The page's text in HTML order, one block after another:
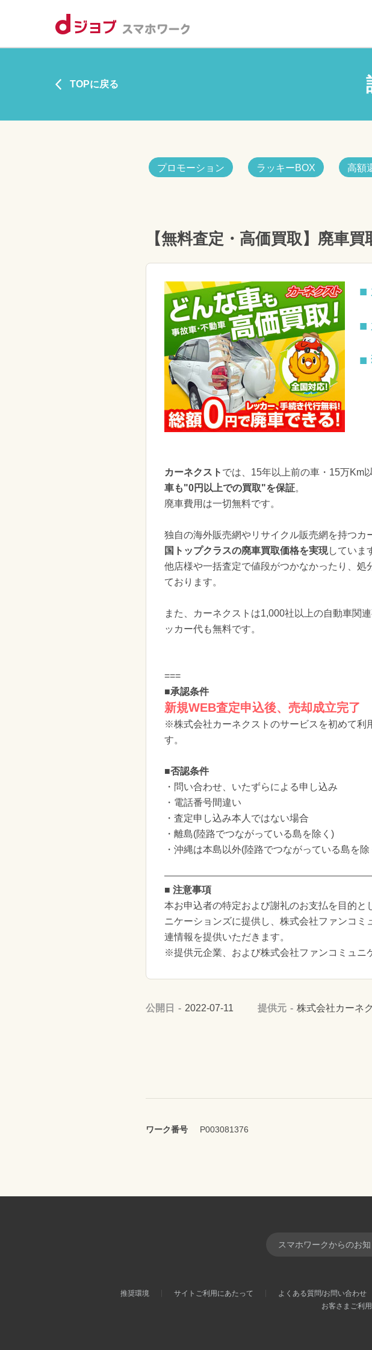
TOPに戻る
プロモーション ラッキーBOX 高額
【無料査定・高価買取】廃車
■
■
■
カーネクスト では、15年以上前の車・15万Km
車も"0円以上での買取"を保証。
廃車費用は一切無料です。
独自の海外販売網やリサイクル販売網を持つカ
国トップクラスの廃車買取価格を実現していま
他店様や一括査定で値段がつかなかったり、
ております。
また、カーネクストは1,000社以上の自動車関
ッカー代も無料です。
===
■承認条件
新規WEB査定申込後、売却成立完了
※株式会社カーネクストのサービスを初めて利
す。
■否認条件
・問い合わせ、いたずらによる申し込み
・電話番号間違い
・査定申し込み本人ではない場合
・離島(陸路でつながっている島を除く)
・沖縄は本島以外(陸路でつながっている島を
■ 注意事項
本お申込者の特定および謝礼のお支払を目的と
ニケーションズに提供し、株式会社ファンコ
連情報を提供いただきます。
※提供元企業、および株式会社ファンコミュニ
公開日 2022-07-11 提供元 株式会社カーネ
ワーク番号 P003081376
スマホワークからのお
推奨環境 サイトご利用にあたって よくある質問/お問い合わせ
お客さまご利